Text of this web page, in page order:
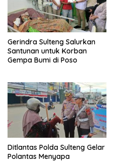
Gerindra Sulteng Salurkan
Santunan untuk Korban
Gempa Bumi di Poso
Ditlantas Polda Sulteng Gelar
Polantas Menyapa